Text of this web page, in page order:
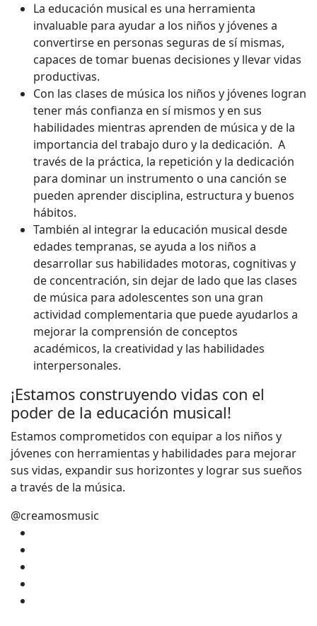
La educación musical es una herramienta
invaluable para ayudar a los niños y jóvenes a
convertirse en personas seguras de sí mismas,
capaces de tomar buenas decisiones y llevar vidas
productivas.
Con las clases de música los niños y jóvenes logran
tener más confianza en sí mismos y en sus
habilidades mientras aprenden de música y de la
importancia del trabajo duro y la dedicación. A
través de la práctica, la repetición y la dedicación
para dominar un instrumento o una canción se
pueden aprender disciplina, estructura y buenos
hábitos.
También al integrar la educación musical desde
edades tempranas, se ayuda a los niños a
desarrollar sus habilidades motoras, cognitivas y
de concentración, sin dejar de lado que las clases
de música para adolescentes son una gran
actividad complementaria que puede ayudarlos a
mejorar la comprensión de conceptos
académicos, la creatividad y las habilidades
interpersonales.
¡Estamos construyendo vidas con el
poder de la educación musical!
Estamos comprometidos con equipar a los niños y
jóvenes con herramientas y habilidades para mejorar
sus vidas, expandir sus horizontes y lograr sus sueños
a través de la música.
@creamosmusic